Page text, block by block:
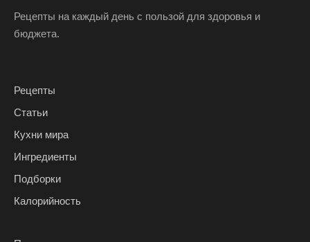
Рецепты на каждый день с пользой для здоровья и
бюджета.
Рецепты
Статьи
Кухни мира
Ингредиенты
Подборки
Калорийность